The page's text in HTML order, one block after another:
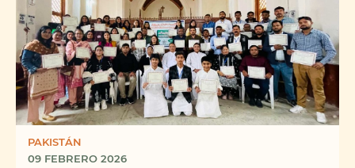
PAKISTÁN
09 FEBRERO 2026